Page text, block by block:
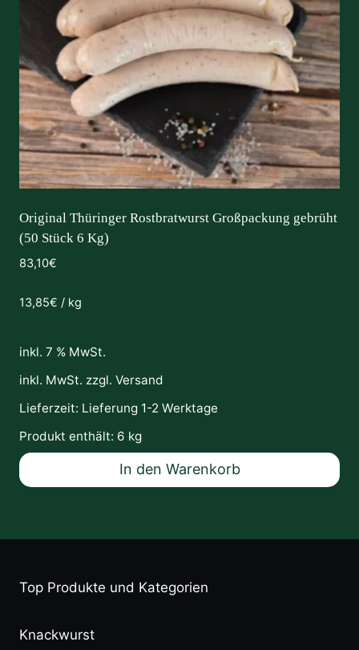
Original Thüringer Rostbratwurst Großpackung gebrüht
(50 Stück 6 Kg)
83,10€
13,85€ / kg
inkl. 7 % MwSt.
inkl. MwSt. zzgl. Versand
Lieferzeit: Lieferung 1-2 Werktage
Produkt enthält: 6 kg
In den Warenkorb
Top Produkte und Kategorien
Knackwurst